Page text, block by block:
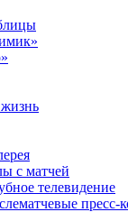
с матчей
телевидение
пресс-